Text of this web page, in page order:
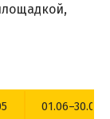
01.06–30.06